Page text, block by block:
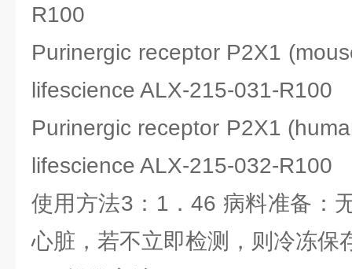
R100
Purinergic receptor P2X1
lifescience ALX-215-031-R100
Purinergic receptor P2X1
lifescience ALX-215-032-R100
使用方法3：1．46 病料准备：
心脏，若不立即检测，则冷冻保